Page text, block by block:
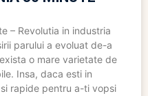
– Revolutia in industria
parului a evoluat de-a
o mare varietate de
Insa, daca esti in
rapide pentru a-ti vopsi